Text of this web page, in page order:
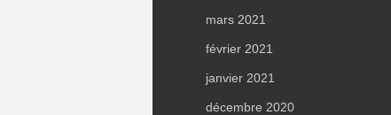
mars 2021
février 2021
janvier 2021
décembre 2020